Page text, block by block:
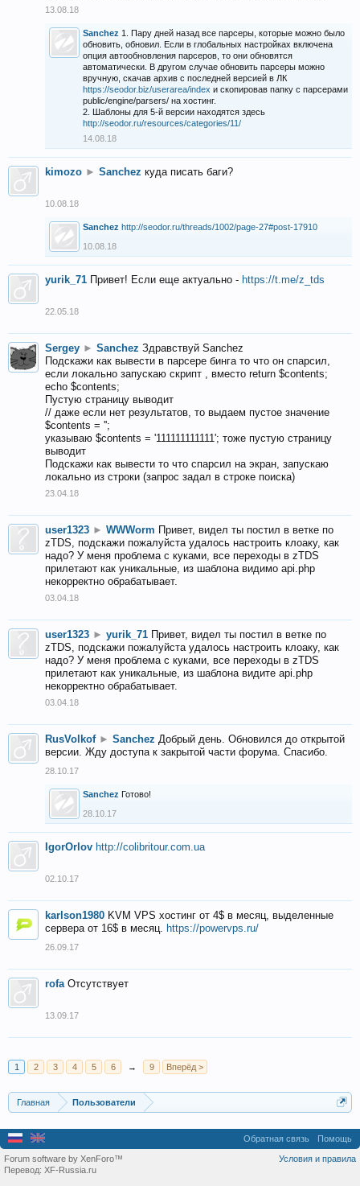
13.08.18
Sanchez 1. Пару дней назад все парсеры, которые можно было
обновить, обновил. Если в глобальных настройках включена
опция автообновления парсеров, то они обновятся
автоматически. В другом случае обновить парсеры можно
вручную, скачав архив с последней версией в ЛК
https://seodor.biz/userarea/index и скопировав папку с парсерами
public/engine/parsers/ на хостинг.
2. Шаблоны для 5-й версии находятся здесь
http://seodor.ru/resources/categories/11/
14.08.18
kimozo ► Sanchez куда писать баги?
10.08.18
Sanchez http://seodor.ru/threads/1002/page-27#post-17910
10.08.18
yurik_71 Привет! Если еще актуально - https://t.me/z_tds
22.05.18
Sergey ► Sanchez Здравствуй Sanchez
Подскажи как вывести в парсере бинга то что он спарсил,
если локально запускаю скрипт , вместо return $contents;
echo $contents;
Пустую страницу выводит
// даже если нет результатов, то выдаем пустое значение
$contents = '';
указываю $contents = '111111111111'; тоже пустую страницу
выводит
Подскажи как вывести то что спарсил на экран, запускаю
локально из строки (запрос задал в строке поиска)
23.04.18
user1323 ► WWWorm Привет, видел ты постил в ветке по
zTDS, подскажи пожалуйста удалось настроить клоаку, как
надо? У меня проблема с куками, все переходы в zTDS
прилетают как уникальные, из шаблона видимо api.php
некорректно обрабатывает.
03.04.18
user1323 ► yurik_71 Привет, видел ты постил в ветке по
zTDS, подскажи пожалуйста удалось настроить клоаку, как
надо? У меня проблема с куками, все переходы в zTDS
прилетают как уникальные, из шаблона видите api.php
некорректно обрабатывает.
03.04.18
RusVolkof ► Sanchez Добрый день. Обновился до открытой
версии. Жду доступа к закрытой части форума. Спасибо.
28.10.17
Sanchez Готово!
28.10.17
IgorOrlov http://colibritour.com.ua
02.10.17
karlson1980 KVM VPS хостинг от 4$ в месяц, выделенные
сервера от 16$ в месяц. https://powervps.ru/
26.09.17
rofa Отсутствует
13.09.17
1 2 3 4 5 6 → 9 Вперёд >
Главная Пользователи
Обратная связь Помощь
Условия и правила
Forum software by XenForo™
Перевод: XF-Russia.ru